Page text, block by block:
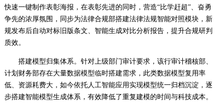
快速一键制作表彰海报，在表彰先进的同时，营造“比学赶超”、奋勇
争先的浓厚氛围，同步为法律合规部搭建法律法规智能对照模块，新
规发布后自动对标旧版条文、智能生成对比分析报告，提升合规研判
质效。
搭建模型归集体系。针对上级部门审计要求，该行审计稽核部、
计划财务部存在大量数据模型临时搭建需求，此类数据模型复用率
低、资源耗费大，如今依托人工智能应用实现模型统一归档沉淀，逐
步搭建智能模型生成体系，有效降低了重复建模的时间与科技成本。